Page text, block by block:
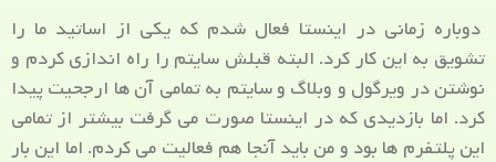
دوباره زمانی در اینستا فعال شدم که یکی از اساتید ما را
تشویق به این کار کرد. البته قبلش سایتم را راه اندازی کردم و
نوشتن در ویرگول و وبلاگ و سایتم به تمامی آن ها ارجحیت پیدا
کرد. اما بازدیدی که در اینستا صورت می گرفت بیشتر از تمامی
این پلتفرم ها بود و من باید آنجا هم فعالیت می کردم. اما این بار